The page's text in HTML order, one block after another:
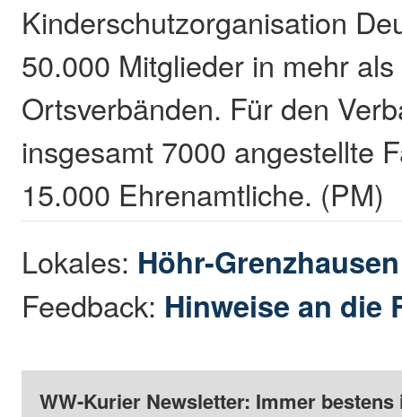
Kinderschutzorganisation
50.000 Mitglieder in mehr
Ortsverbänden. Für den
insgesamt 7000 angestellte
15.000 Ehrenamtliche. (PM)
Lokales: Höhr-
Feedback: Hinweise an die
WW-Kurier Newsletter: Immer